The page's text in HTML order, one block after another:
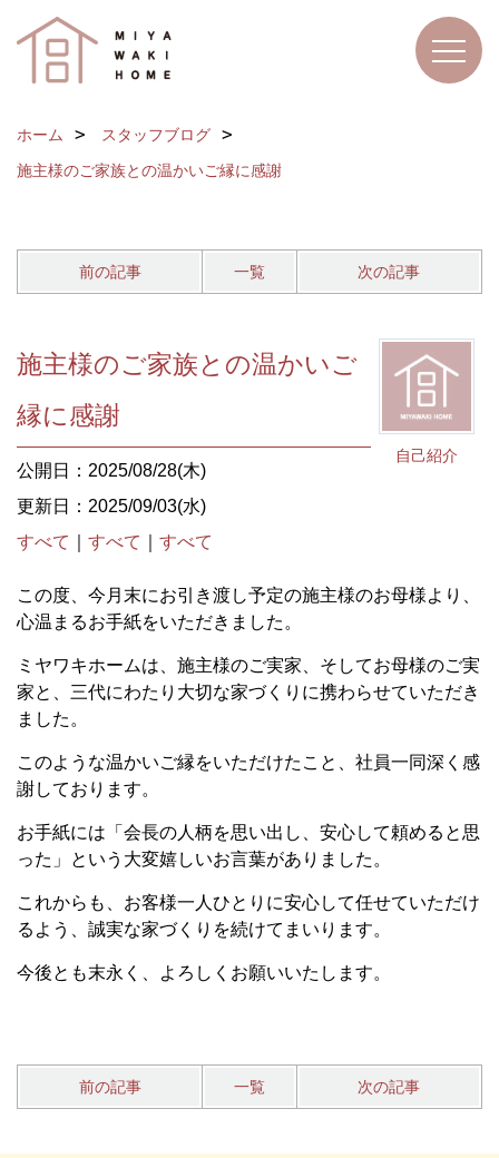
ホーム
スタッフブログ
施主様のご家族との温かいご縁に感謝
前の記事 一覧 次の記事
自己紹介
施主様のご家族との温かいご
縁に感謝
公開日：2025/08/28(木)
更新日：2025/09/03(水)
すべて
すべて すべて
この度、今月末にお引き渡し予定の施主様のお母様より、
心温まるお手紙をいただきました。
ミヤワキホームは、施主様のご実家、そしてお母様のご実
家と、三代にわたり大切な家づくりに携わらせていただき
ました。
このような温かいご縁をいただけたこと、社員一同深く感
謝しております。
お手紙には「会長の人柄を思い出し、安心して頼めると思
った」という大変嬉しいお言葉がありました。
これからも、お客様一人ひとりに安心して任せていただけ
るよう、誠実な家づくりを続けてまいります。
今後とも末永く、よろしくお願いいたします。
前の記事 一覧 次の記事